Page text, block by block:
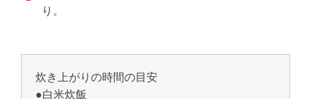
り。
炊き上がりの時間の目安
●白米炊飯